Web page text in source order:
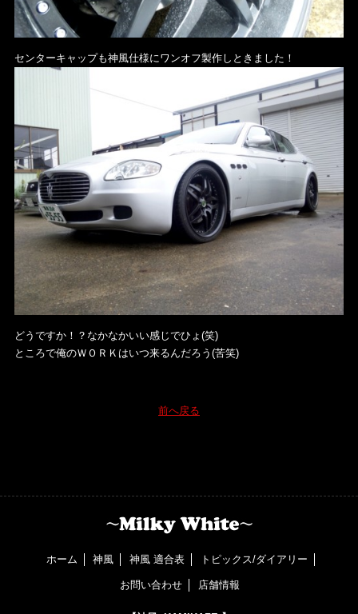
センターキャップも神風仕様にワンオフ製作しときました！
どうですか！？なかなかいい感じでひょ(笑)
ところで俺のＷＯＲＫはいつ来るんだろう(苦笑)
前へ戻る
ホーム 神風 神風 適合表 トピックス/ダイアリー
お問い合わせ 店舗情報